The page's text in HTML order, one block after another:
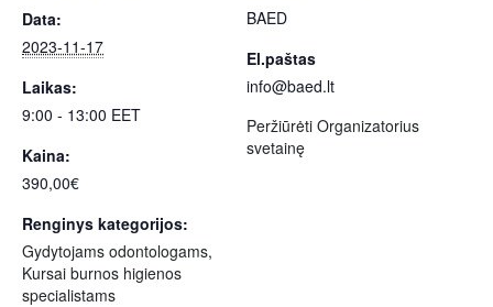
Data:
2023-11-17
Laikas:
9:00 - 13:00 EET
Kaina:
390,00€
Renginys kategorijos:
Gydytojams odontologams,
Kursai burnos higienos
specialistams
BAED
El.paštas
info@baed.lt
Peržiūrėti Organizatorius
svetainę